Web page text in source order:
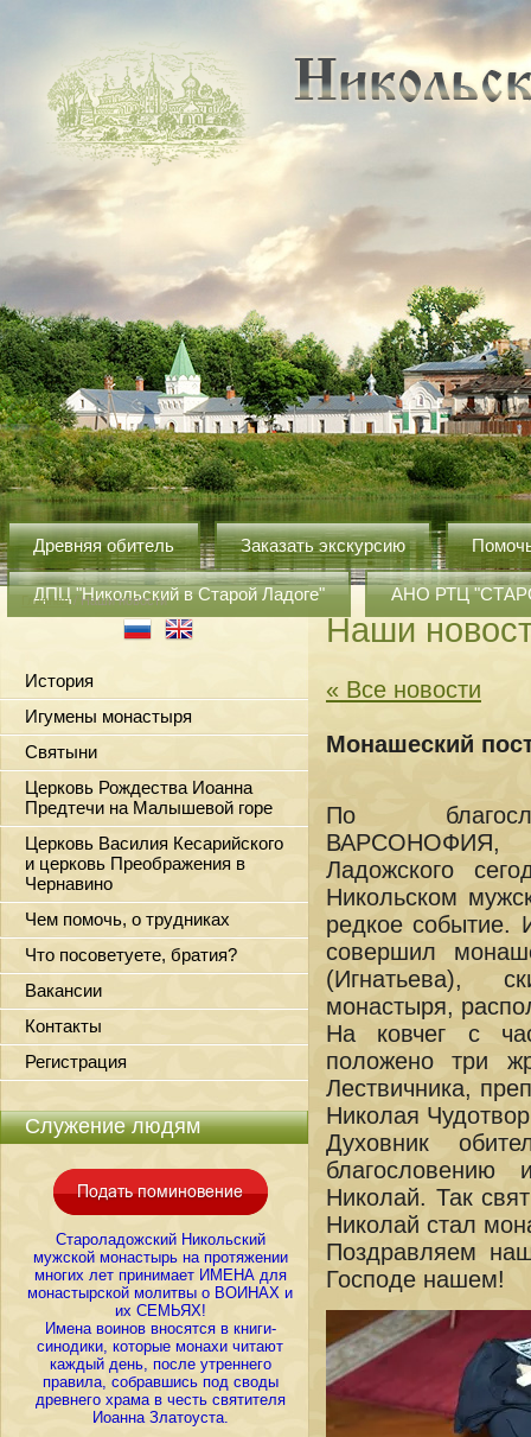
Древняя обитель Заказать экскурсию
ДПЦ "Никольский в Старой Ладоге" АНО РТЦ
Главная/ Наши новости
История
Игумены монастыря
Святыни
Церковь Рождества Иоанна
Предтечи на Малышевой горе
Церковь Василия Кесарийского
и церковь Преображения в
Чернавино
Чем помочь, о трудниках
Что посоветуете, братия?
Вакансии
Контакты
Регистрация
Служение людям
Староладожский Никольский
мужской монастырь на протяжении
многих лет принимает ИМЕНА для
монастырской молитвы о ВОИНАХ и
их СЕМЬЯХ!
Имена воинов вносятся в книги-
синодики, которые монахи читают
каждый день, после утреннего
правила, собравшись под своды
древнего храма в честь святителя
Иоанна Златоуста.
Наши
« Все новости
Монашеский
По
ВАРСОНОФИЯ,
Ладожского
Никольском
редкое событие.
совершил
(Игнатьева),
монастыря,
На ковчег с
положено три
Лествичника,
Николая
Духовник
Николай. Так
Николай стал
Поздравляем
Господе нашем!